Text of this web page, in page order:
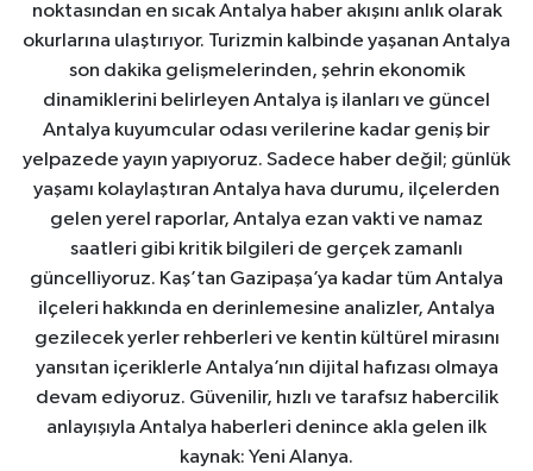
noktasından en sıcak Antalya haber akışını anlık olarak
okurlarına ulaştırıyor. Turizmin kalbinde yaşanan Antalya
son dakika gelişmelerinden, şehrin ekonomik
dinamiklerini belirleyen Antalya iş ilanları ve güncel
Antalya kuyumcular odası verilerine kadar geniş bir
yelpazede yayın yapıyoruz. Sadece haber değil; günlük
yaşamı kolaylaştıran Antalya hava durumu, ilçelerden
gelen yerel raporlar, Antalya ezan vakti ve namaz
saatleri gibi kritik bilgileri de gerçek zamanlı
güncelliyoruz. Kaş’tan Gazipaşa’ya kadar tüm Antalya
ilçeleri hakkında en derinlemesine analizler, Antalya
gezilecek yerler rehberleri ve kentin kültürel mirasını
yansıtan içeriklerle Antalya’nın dijital hafızası olmaya
devam ediyoruz. Güvenilir, hızlı ve tarafsız habercilik
anlayışıyla Antalya haberleri denince akla gelen ilk
kaynak: Yeni Alanya.